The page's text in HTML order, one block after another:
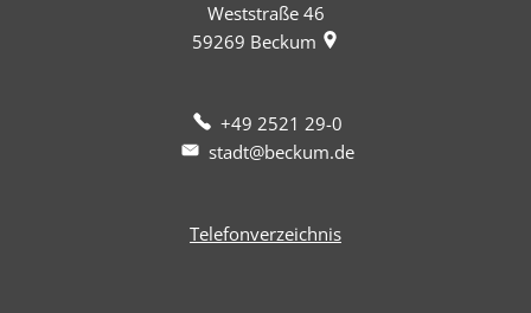
Weststraße 46
59269 Beckum
+49 2521 29-0
stadt@beckum.de
Telefonverzeichnis